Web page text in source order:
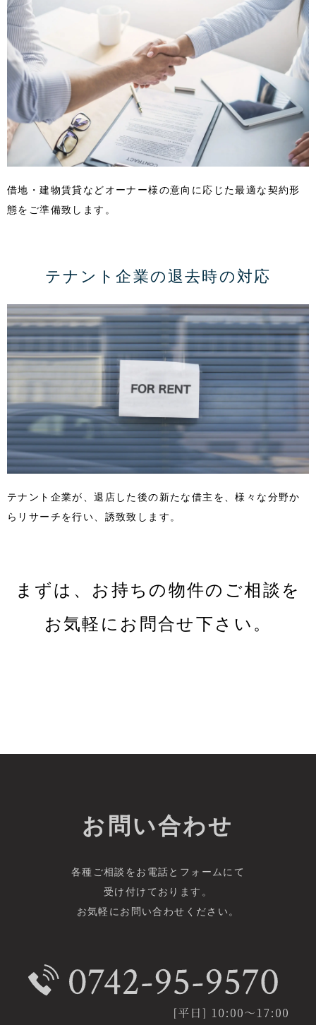
借地・建物賃貸などオーナー様の意向に応じた最適な契約形
態をご準備致します。
テナント企業の退去時の対応
テナント企業が、退店した後の新たな借主を、様々な分野か
らリサーチを行い、誘致致します。
まずは、お持ちの物件のご相談を
お気軽にお問合せ下さい。
お問い合わせ
各種ご相談をお電話とフォームにて
受け付けております。
お気軽にお問い合わせください。